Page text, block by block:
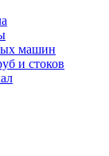
машин
и стоков